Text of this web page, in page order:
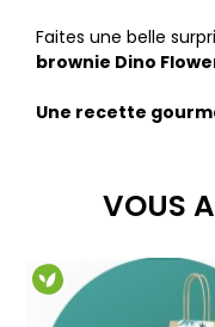
Faites une belle
brownie Dino
Une recette
VOUS